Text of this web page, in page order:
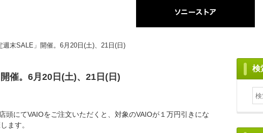
週末SALE」開催。6月20日(土)、21日(日)
催。6月20日(土)、21日(日)
頭にてVAIOをご注文いただくと、対象のVAIOが１万円引きにな
ます。
検